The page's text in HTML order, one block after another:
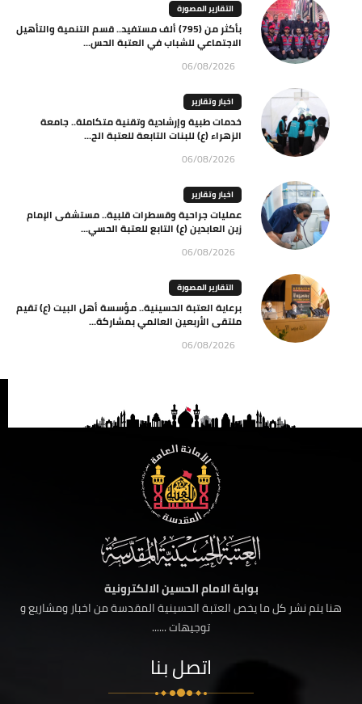
التقارير المصورة
بأكثر من (795) ألف مستفيد.. قسم التنمية والتأهيل
الاجتماعي للشباب في العتبة الحس...
06/08/2026
اخبار وتقارير
خدمات طبية وإرشادية وتقنية متكاملة.. جامعة
الزهراء (ع) للبنات التابعة للعتبة الح...
06/08/2026
اخبار وتقارير
عمليات جراحية وقسطرات قلبية.. مستشفى الإمام
زين العابدين (ع) التابع للعتبة الحسي...
06/08/2026
التقارير المصورة
برعاية العتبة الحسينية.. مؤسسة أهل البيت (ع) تقيم
ملتقى الأربعين العالمي بمشاركة...
06/08/2026
بوابة الامام الحسين الالكترونية
هنا يتم نشر كل ما يخص العتبة الحسينية المقدسة من اخبار ومشاريع و
توجيهات ......
اتصل بنا